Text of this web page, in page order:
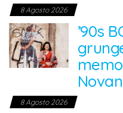
8 Agosto 2026
’90s
8 Agosto 2026